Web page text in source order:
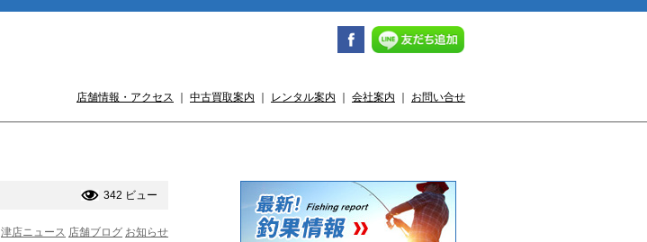
店舗情報・アクセス 中古買取案内 レンタル案内 会社案内 お問い合せ
342 ビュー
津店ニュース 店舗ブログ お知らせ